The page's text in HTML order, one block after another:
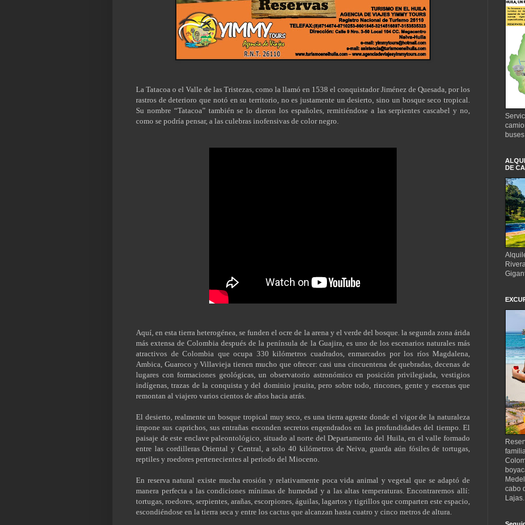
La Tatacoa o el Valle de las Tristezas, como la llamó en 1538 el conquistador Jiménez de Quesada, por los
rastros de deterioro que notó en su territorio, no es justamente un desierto, sino un bosque seco tropical.
Su nombre “Tatacoa” también se lo dieron los españoles, remitiéndose a las serpientes cascabel y no,
como se podría pensar, a las culebras inofensivas de color negro.
Aquí, en esta tierra heterogénea, se funden el ocre de la arena y el verde del bosque. la segunda zona árida
más extensa de Colombia después de la península de la Guajira, es uno de los escenarios naturales más
atractivos de Colombia que ocupa 330 kilómetros cuadrados, enmarcados por los ríos Magdalena,
Ambica, Guaroco y Villavieja tienen mucho que ofrecer: casi una cincuentena de quebradas, decenas de
lugares con formaciones geológicas, un observatorio astronómico en posición privilegiada, vestigios
indígenas, trazas de la conquista y del dominio jesuita, pero sobre todo, rincones, gente y escenas que
remontan al viajero varios cientos de años hacia atrás.
El desierto, realmente un bosque tropical muy seco, es una tierra agreste donde el vigor de la naturaleza
impone sus caprichos, sus entrañas esconden secretos engendrados en las profundidades del tiempo. El
paisaje de este enclave paleontológico, situado al norte del Departamento del Huila, en el valle formado
entre las cordilleras Oriental y Central, a solo 40 kilómetros de Neiva, guarda aún fósiles de tortugas,
reptiles y roedores pertenecientes al periodo del Mioceno.
En reserva natural existe mucha erosión y relativamente poca vida animal y vegetal que se adaptó de
manera perfecta a las condiciones mínimas de humedad y a las altas temperaturas. Encontraremos allí:
tortugas, roedores, serpientes, arañas, escorpiones, águilas, lagartos y tigrillos que comparten este espacio,
escondiéndose en la tierra seca y entre los cactus que alcanzan hasta cuatro y cinco metros de altura.
DE
cabo
Lajas.